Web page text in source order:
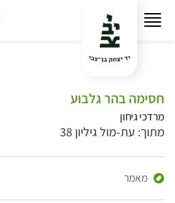
חסימה בהר גלבוע
מרדכי גיחון
מתוך: עת-מול גיליון 38
מאמר